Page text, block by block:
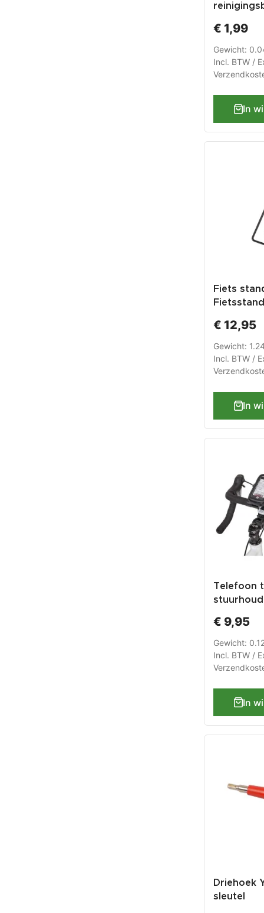
derailleur
racefiets -
van
€ 1,99
Gewicht:
Incl. BTW /
In
Fiets
Bike
max 28
€ 12,95
Gewicht:
Incl. BTW /
In
Telefoon
mobiele
2.4 inch –
mm.
€ 9,95
Gewicht:
Incl. BTW /
In
Driehoek
sleutel